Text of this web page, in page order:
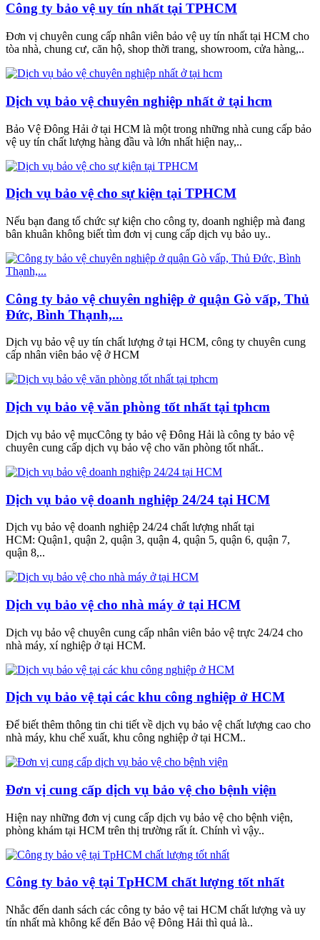
Công ty bảo vệ uy tín nhất tại TPHCM
Đơn vị chuyên cung cấp nhân viên bảo vệ uy tín nhất tại HCM cho
tòa nhà, chung cư, căn hộ, shop thời trang, showroom, cửa hàng,..
Dịch vụ bảo vệ chuyên nghiệp nhất ở tại hcm
Bảo Vệ Đông Hải ở tại HCM là một trong những nhà cung cấp bảo
vệ uy tín chất lượng hàng đầu và lớn nhất hiện nay,..
Dịch vụ bảo vệ cho sự kiện tại TPHCM
Nếu bạn đang tổ chức sự kiện cho công ty, doanh nghiệp mà đang
bân khuân không biết tìm đơn vị cung cấp dịch vụ bảo uy..
Công ty bảo vệ chuyên nghiệp ở quận Gò vấp, Thủ
Đức, Bình Thạnh,...
Dịch vụ bảo vệ uy tín chất lượng ở tại HCM, công ty chuyên cung
cấp nhân viên bảo vệ ở HCM
Dịch vụ bảo vệ văn phòng tốt nhất tại tphcm
Dịch vụ bảo vệ mụcCông ty bảo vệ Đông Hải là công ty bảo vệ
chuyên cung cấp dịch vụ bảo vệ cho văn phòng tốt nhất..
Dịch vụ bảo vệ doanh nghiệp 24/24 tại HCM
Dịch vụ bảo vệ doanh nghiệp 24/24 chất lượng nhất tại
HCM: Quận1, quận 2, quận 3, quận 4, quận 5, quận 6, quận 7,
quận 8,..
Dịch vụ bảo vệ cho nhà máy ở tại HCM
Dịch vụ bảo vệ chuyên cung cấp nhân viên bảo vệ trực 24/24 cho
nhà máy, xí nghiệp ở tại HCM.
Dịch vụ bảo vệ tại các khu công nghiệp ở HCM
Để biết thêm thông tin chi tiết về dịch vụ bảo vệ chất lượng cao cho
nhà máy, khu chế xuất, khu công nghiệp ở tại HCM..
Đơn vị cung cấp dịch vụ bảo vệ cho bệnh viện
Hiện nay những đơn vị cung cấp dịch vụ bảo vệ cho bệnh viện,
phòng khám tại HCM trên thị trường rất ít. Chính vì vậy..
Công ty bảo vệ tại TpHCM chất lượng tốt nhất
Nhắc đến danh sách các công ty bảo vệ tai HCM chất lượng và uy
tín nhất mà không kể đến Bảo vệ Đông Hải thì quả là..